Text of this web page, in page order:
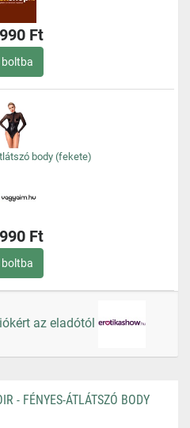
Ft
boltba
body (fekete)
Ft
boltba
az eladótól
- FÉNYES-ÁTLÁTSZÓ BODY